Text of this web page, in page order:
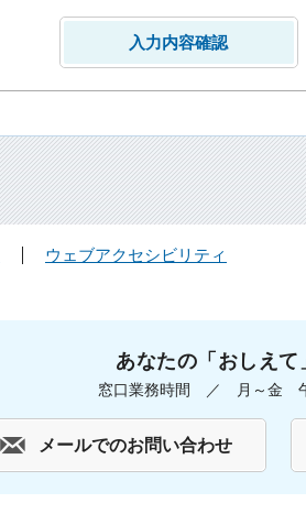
ウェブアクセシビリティ
あなたの「おしえ
窓口業務時間 ／ 月～金
メールでのお問い合わせ